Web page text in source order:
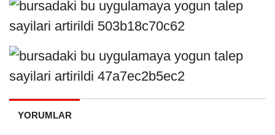
YORUMLAR